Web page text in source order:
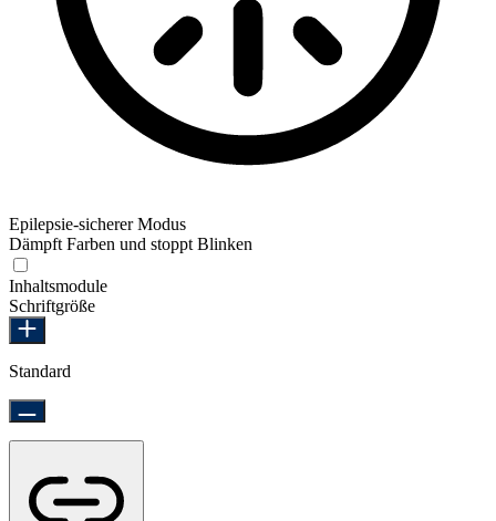
Epilepsie-sicherer Modus
Dämpft Farben und stoppt Blinken
Inhaltsmodule
Schriftgröße
Standard